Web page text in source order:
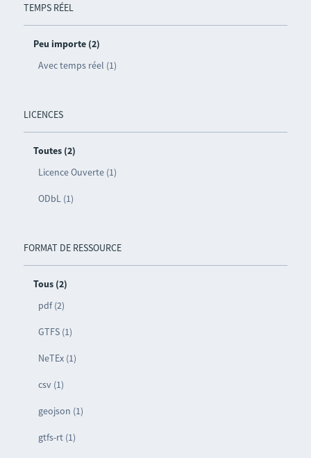
TEMPS RÉEL
Peu importe (2)
Avec temps réel (1)
LICENCES
Toutes (2)
Licence Ouverte (1)
ODbL (1)
FORMAT DE RESSOURCE
Tous (2)
pdf (2)
GTFS (1)
NeTEx (1)
csv (1)
geojson (1)
gtfs-rt (1)